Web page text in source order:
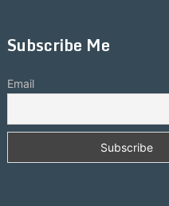
Subscribe Me
Email